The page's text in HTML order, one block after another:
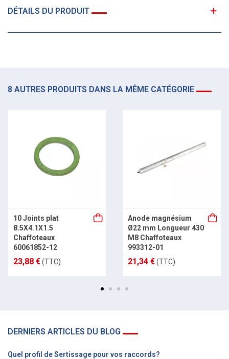
DÉTAILS DU PRODUIT
8 AUTRES PRODUITS DANS LA MÊME CATÉGORIE
10 Joints plat
8.5X4.1X1.5
Chaffoteaux
60061852-12
23,88 €(TTC)
Anode magnésium
Ø22 mm Longueur 430
M8 Chaffoteaux
993312-01
21,34 €(TTC)
DERNIERS ARTICLES DU BLOG
Quel profil de Sertissage pour vos raccords?